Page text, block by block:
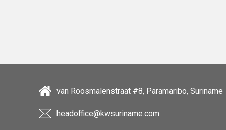
van Roosmalenstraat #8, Paramaribo, Suriname
headoffice@kwsuriname.com